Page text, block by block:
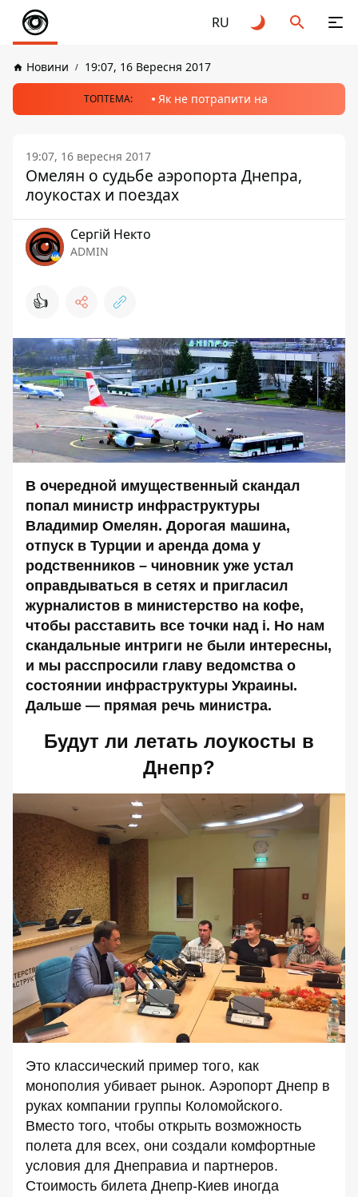
RU
Новини 19:07, 16 Вересня 2017
ТОПТЕМА: Як не потрапити на
19:07, 16 вересня 2017
Омелян о судьбе аэропорта Днепра,
лоукостах и поездах
Сергій Некто
ADMIN
👍
В очередной имущественный скандал
попал министр инфраструктуры
Владимир Омелян. Дорогая машина,
отпуск в Турции и аренда дома у
родственников – чиновник уже устал
оправдываться в сетях и пригласил
журналистов в министерство на кофе,
чтобы расставить все точки над і. Но нам
скандальные интриги не были интересны,
и мы расспросили главу ведомства о
состоянии инфраструктуры Украины.
Дальше — прямая речь министра.
Будут ли летать лоукосты в
Днепр?
Это классический пример того, как
монополия убивает рынок. Аэропорт Днепр в
руках компании группы Коломойского.
Вместо того, чтобы открыть возможность
полета для всех, они создали комфортные
условия для Днеправиа и партнеров.
Стоимость билета Днепр-Киев иногда